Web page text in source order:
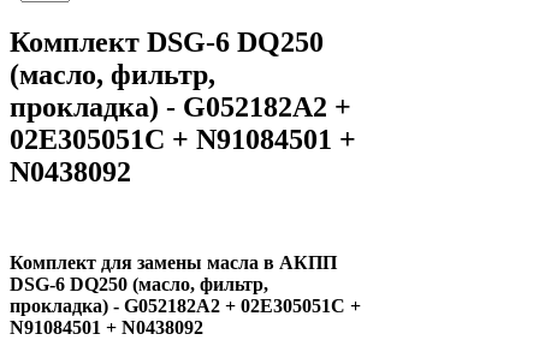
Комплект DSG-6 DQ250
(масло, фильтр,
прокладка) - G052182A2 +
02E305051C + N91084501 +
N0438092
Комплект для замены масла в АКПП
DSG-6 DQ250 (масло, фильтр,
прокладка) - G052182A2 + 02E305051C +
N91084501 + N0438092